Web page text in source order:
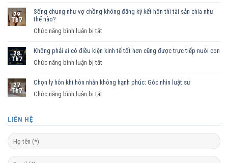
nữ
vợ
trường
pháp
luật
nhận
29
Th7
Sống chung như vợ chồng không đăng ký kết hôn thì tài sản chia như
thế nào?
Chức năng bình luận bị tắt
chung
chồng
hôn
28
Th7
Không phải ai có điều kiện kinh tế tốt hơn cũng được trực tiếp nuôi con
Chức năng bình luận bị tắt
phải
kiện
kinh
27
Th7
Chọn ly hôn khi hôn nhân không hạnh phúc: Góc nhìn luật sư
Chức năng bình luận bị tắt
hôn
khi
nhân
LIÊN HỆ